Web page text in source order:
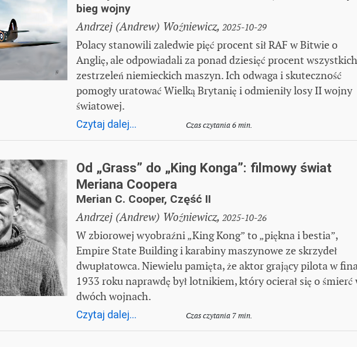
bieg wojny
Andrzej (Andrew) Woźniewicz, 2025-10-29
Polacy stanowili zaledwie pięć procent sił RAF w Bitwie o
Anglię, ale odpowiadali za ponad dziesięć procent wszystkich
zestrzeleń niemieckich maszyn. Ich odwaga i skuteczność
pomogły uratować Wielką Brytanię i odmieniły losy II wojny
światowej.
Czytaj dalej... Czas czytania 6 min.
Od „Grass” do „King Konga”: filmowy świat
Meriana Coopera
Merian C. Cooper, Część II
Andrzej (Andrew) Woźniewicz, 2025-10-26
W zbiorowej wyobraźni „King Kong” to „piękna i bestia”,
Empire State Building i karabiny maszynowe ze skrzydeł
dwupłatowca. Niewielu pamięta, że aktor grający pilota w
1933 roku naprawdę był lotnikiem, który ocierał się o śmierć
dwóch wojnach.
Czytaj dalej... Czas czytania 7 min.